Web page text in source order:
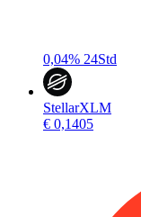
0,04% 24Std
StellarXLM
€ 0,1405